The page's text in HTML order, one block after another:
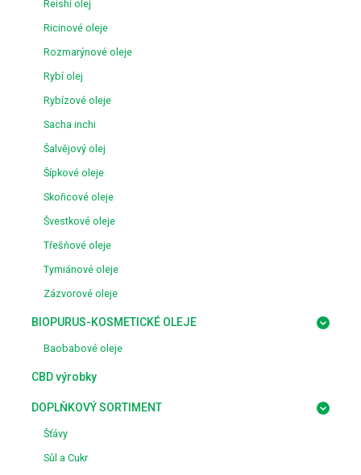
Reishi olej
Ricinové oleje
Rozmarýnové oleje
Rybí olej
Rybízové oleje
Sacha inchi
Šalvějový olej
Šípkové oleje
Skořicové oleje
Švestkové oleje
Třešňové oleje
Tymiánové oleje
Zázvorové oleje
BIOPURUS-KOSMETICKÉ OLEJE
Baobabové oleje
CBD výrobky
DOPLŇKOVÝ SORTIMENT
Šťávy
Sůl a Cukr